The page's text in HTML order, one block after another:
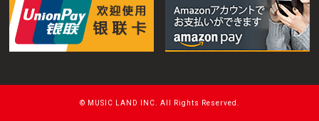
© MUSIC LAND INC. All Rights Reserved.